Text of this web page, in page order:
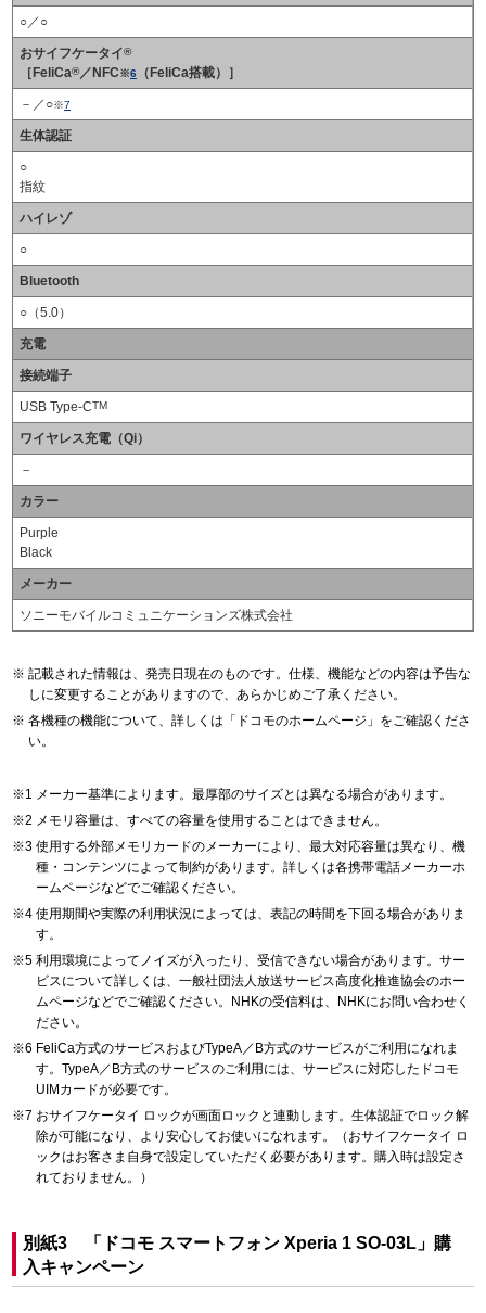
○／○
おサイフケータイ®
［FeliCa®／NFC※6 （FeliCa搭載）］
－／○※7
生体認証
○
指紋
ハイレゾ
○
Bluetooth
○（5.0）
充電
接続端子
USB Type-CTM
ワイヤレス充電（Qi）
－
カラー
Purple
Black
メーカー
ソニーモバイルコミュニケーションズ株式会社
記載された情報は、発売日現在のものです。仕様、機能などの内容は予告な
しに変更することがありますので、あらかじめご了承ください。
各機種の機能について、詳しくは「ドコモのホームページ」をご確認くださ
い。
メーカー基準によります。最厚部のサイズとは異なる場合があります。
メモリ容量は、すべての容量を使用することはできません。
使用する外部メモリカードのメーカーにより、最大対応容量は異なり、機
種・コンテンツによって制約があります。詳しくは各携帯電話メーカーホ
ームページなどでご確認ください。
使用期間や実際の利用状況によっては、表記の時間を下回る場合がありま
す。
利用環境によってノイズが入ったり、受信できない場合があります。サー
ビスについて詳しくは、一般社団法人放送サービス高度化推進協会のホー
ムページなどでご確認ください。NHKの受信料は、NHKにお問い合わせく
ださい。
FeliCa方式のサービスおよびTypeA／B方式のサービスがご利用になれま
す。TypeA／B方式のサービスのご利用には、サービスに対応したドコモ
UIMカードが必要です。
おサイフケータイ ロックが画面ロックと連動します。生体認証でロック解
除が可能になり、より安心してお使いになれます。（おサイフケータイ ロ
ックはお客さま自身で設定していただく必要があります。購入時は設定さ
れておりません。）
別紙3 「ドコモ スマートフォン Xperia 1 SO-03L」購
入キャンペーン